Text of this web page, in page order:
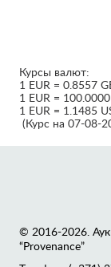
Курсы валют:
1 EUR = 0.8557
1 EUR =
1 EUR = 1.1485
(Курс на 07-08-
© 2016-2026.
“Provenance”